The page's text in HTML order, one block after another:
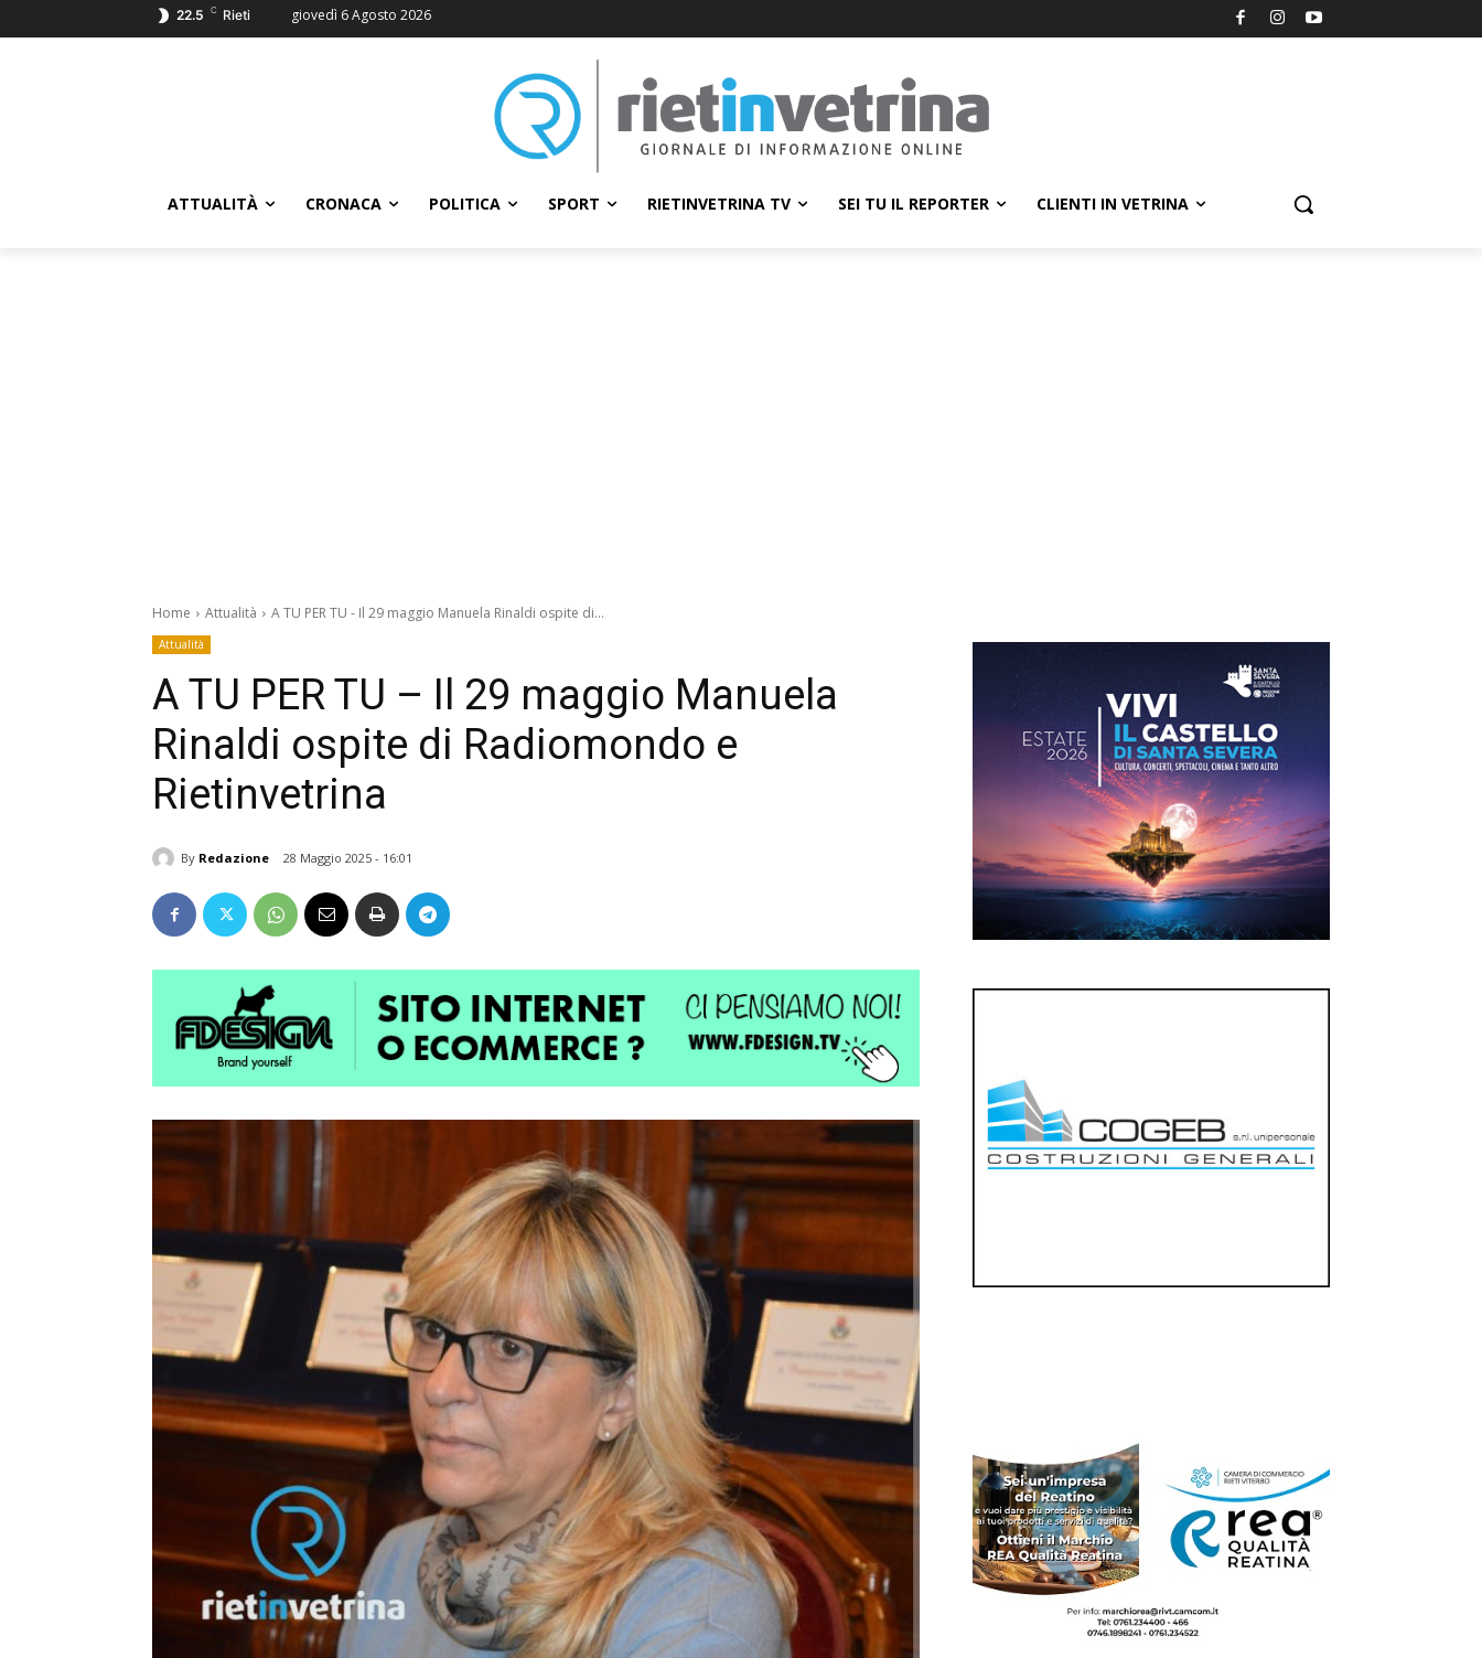
22.5 C Rieti giovedì 6 Agosto 2026
ATTUALITÀ CRONACA POLITICA SPORT RIETINVETRINA TV SEI TU IL REPORTER CLIENTI IN VETRINA
Home Attualità A TU PER TU - Il 29 maggio Manuela Rinaldi ospite di...
Attualità
A TU PER TU – Il 29 maggio Manuela
Rinaldi ospite di Radiomondo e
Rietinvetrina
By Redazione 28 Maggio 2025 - 16:01